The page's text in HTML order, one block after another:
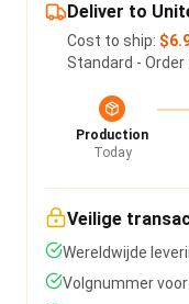
Deliver to
Cost to ship:
Standard -
Production
Today
Veilige
Wereldwijde
Volgnummer